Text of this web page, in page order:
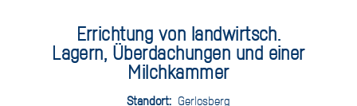
Errichtung von landwirtsch.
Lagern, Überdachungen und einer
Milchkammer
Standort: Gerlosberg